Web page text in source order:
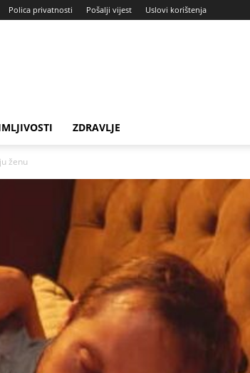
Polica privatnosti Pošalji vijest Uslovi korištenja
ZDRAVLJE
ženu